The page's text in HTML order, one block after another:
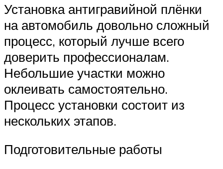
Установка антигравийной плёнки
на автомобиль довольно сложный
процесс, который лучше всего
доверить профессионалам.
Небольшие участки можно
оклеивать самостоятельно.
Процесс установки состоит из
нескольких этапов.
Подготовительные работы